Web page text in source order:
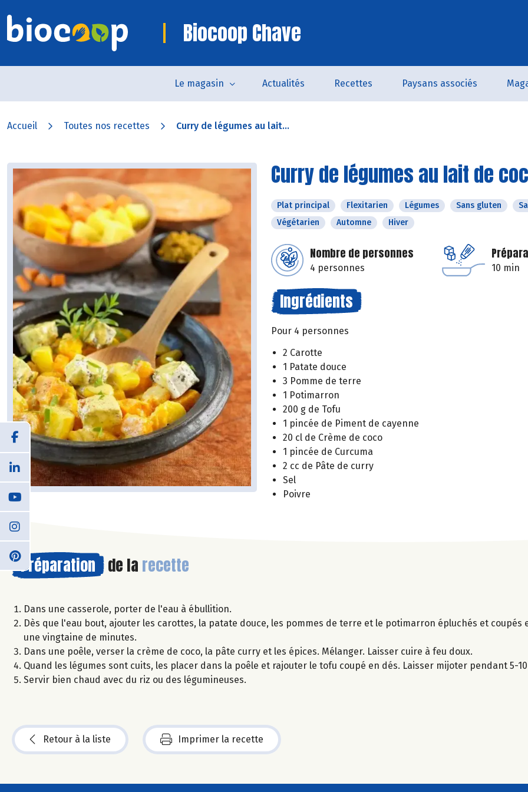
Biocoop Chave
Le magasin Actualités Recettes Paysans associés
Accueil Toutes nos recettes Curry de légumes au lait...
Curry de légumes au lait de
Plat principal Flexitarien Légumes Sans gluten
Végétarien
Automne Hiver
Nombre de personnes
4 personnes 10 min
Ingrédients
Pour 4 personnes
2 Carotte
1 Patate douce
3 Pomme de terre
1 Potimarron
200 g de Tofu
1 pincée de Piment de cayenne
20 cl de Crème de coco
1 pincée de Curcuma
2 cc de Pâte de curry
Sel
Poivre
Préparation de la recette
Dans une casserole, porter de l'eau à ébullition.
Dès que l'eau bout, ajouter les carottes, la patate douce, les pommes de terre et le potimarron épluchés et coupés
une vingtaine de minutes.
Dans une poêle, verser la crème de coco, la pâte curry et les épices. Mélanger. Laisser cuire à feu doux.
Quand les légumes sont cuits, les placer dans la poêle et rajouter le tofu coupé en dés. Laisser mijoter pendant 5-
Servir bien chaud avec du riz ou des légumineuses.
Retour à la liste Imprimer la recette